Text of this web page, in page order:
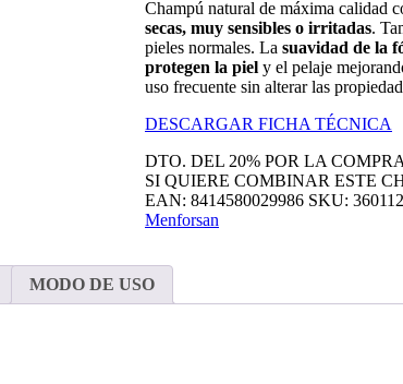
Champú natural de máxima calidad
secas, muy sensibles o irritadas.
pieles normales. La suavidad de la
protegen la piel y el pelaje
uso frecuente sin alterar las
DESCARGAR FICHA TÉCNICA
DTO. DEL 20% POR LA
SI QUIERE COMBINAR ESTE
EAN: 8414580029986 SKU:
Menforsan
MODO DE USO